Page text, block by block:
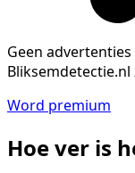
Geen
Word premium
Hoe ver is